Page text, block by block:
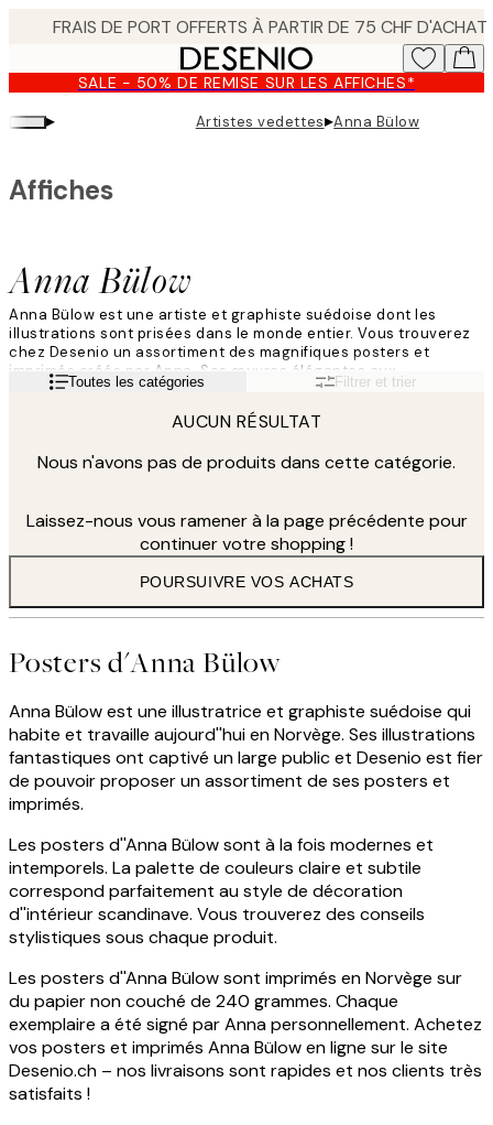
content.SALE - 50% DE REMISE SUR LES AFFICHES*
▸ Artistes vedettes▸Anna Bülow
Anna Bülow
Affiches
Anna Bülow est une artiste et graphiste suédoise dont les
illustrations sont prisées dans le monde entier. Vous trouverez
chez Desenio un assortiment des magnifiques posters et
imprimés créés par Anna. Ses œuvres élégantes aux
expressions mixtes vous vont vraiment droit au cœur.
Lire la suiteToutes les catégories Filtrer et trier
AUCUN RÉSULTAT
Nous n'avons pas de produits dans cette catégorie.
Laissez-nous vous ramener à la page précédente pour
continuer votre shopping !
POURSUIVRE VOS ACHATS
Posters d'Anna Bülow
Anna Bülow est une illustratrice et graphiste suédoise qui
habite et travaille aujourd''hui en Norvège. Ses illustrations
fantastiques ont captivé un large public et Desenio est fier
de pouvoir proposer un assortiment de ses posters et
imprimés.
Les posters d''Anna Bülow sont à la fois modernes et
intemporels. La palette de couleurs claire et subtile
correspond parfaitement au style de décoration
d''intérieur scandinave. Vous trouverez des conseils
stylistiques sous chaque produit.
Les posters d''Anna Bülow sont imprimés en Norvège sur
du papier non couché de 240 grammes. Chaque
exemplaire a été signé par Anna personnellement. Achetez
vos posters et imprimés Anna Bülow en ligne sur le site
Desenio.ch – nos livraisons sont rapides et nos clients très
satisfaits !